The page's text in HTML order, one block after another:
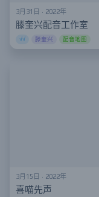
3月31日 · 2022年
滕奎兴配音工作室
√√ 滕奎兴 配音地图
3月15日 · 2022年
喜喵先声